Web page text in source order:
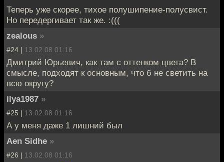
Теперь уже скорее, тихое полушипение-полусвист.
Но передергивает так же. :(((
zealous »
#24 | 13.02.08 01:16
Дмитрий Юрьевич, как там с оттенком цвета? В
смысле, подходят к основным, что б не светить на
всю округу?
ilya1987 »
#25 | 13.02.08 01:16
А у меня даже 1 лишний был
Aen Sidhe »
#26 | 13.02.08 01:16